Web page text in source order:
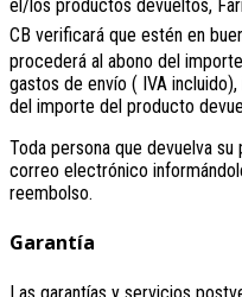
el/los productos devueltos,
CB verificará que estén en
procederá al abono del
gastos de envío ( IVA
del importe del producto
Toda persona que devuelva
correo electrónico
reembolso.
Garantía
Las garantías y servicios